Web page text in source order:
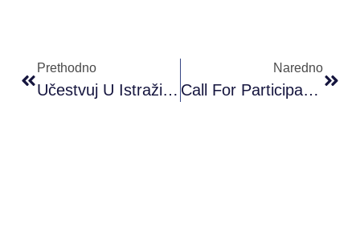
Prethodno
Učestvuj U Istraživanju – Digitalna Saradnja Mladih U Regiji
Naredno
Call For Participants: The Training For NEW Trainers Very Inclusive People (TNT VIP)